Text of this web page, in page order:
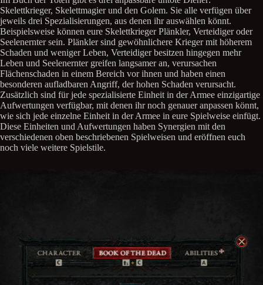
Skelettkrieger, Skelettmagier und den Golem. Sie alle verfügen über
jeweils drei Spezialisierungen, aus denen ihr auswählen könnt.
Beispielsweise können eure Skelettkrieger Plänkler, Verteidiger oder
Seelenernter sein. Plänkler sind gewöhnlichere Krieger mit höherem
Schaden und weniger Leben, Verteidiger besitzen hingegen mehr
Leben und Seelenernter greifen langsamer an, verursachen
Flächenschaden in einem Bereich vor ihnen und haben einen
besonderen aufladbaren Angriff, der hohen Schaden verursacht.
Zusätzlich sind für jede spezialisierte Einheit in der Armee einzigartige
Aufwertungen verfügbar, mit denen ihr noch genauer anpassen könnt,
wie sich jede einzelne Einheit in der Armee in eure Spielweise einfügt.
Diese Einheiten und Aufwertungen haben Synergien mit den
verschiedenen oben beschriebenen Spielweisen und eröffnen euch
noch viele weitere Spielstile.